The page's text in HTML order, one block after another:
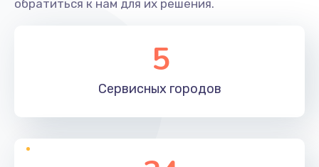
обратиться к нам для их решения.
5
Сервисных городов